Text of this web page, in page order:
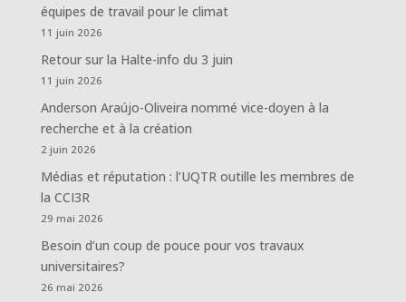
équipes de travail pour le climat
11 juin 2026
Retour sur la Halte-info du 3 juin
11 juin 2026
Anderson Araújo-Oliveira nommé vice-doyen à la
recherche et à la création
2 juin 2026
Médias et réputation : l’UQTR outille les membres de
la CCI3R
29 mai 2026
Besoin d’un coup de pouce pour vos travaux
universitaires?
26 mai 2026